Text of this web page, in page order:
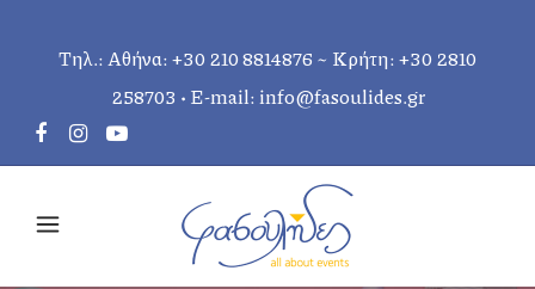
Τηλ.: Αθήνα:+30 210 8814876 ~ Κρήτη:+30 2810
258703 • E-mail:info@fasoulides.gr